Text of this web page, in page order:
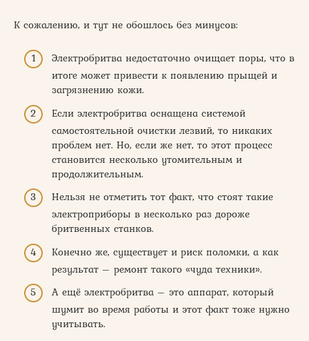
К сожалению, и тут не обошлось без минусов:
Электробритва недостаточно очищает поры, что в
итоге может привести к появлению прыщей и
загрязнению кожи.
Если электробритва оснащена системой
самостоятельной очистки лезвий, то никаких
проблем нет. Но, если же нет, то этот процесс
становится несколько утомительным и
продолжительным.
Нельзя не отметить тот факт, что стоят такие
электроприборы в несколько раз дороже
бритвенных станков.
Конечно же, существует и риск поломки, а как
результат – ремонт такого «чуда техники».
А ещё электробритва – это аппарат, который
шумит во время работы и этот факт тоже нужно
учитывать.